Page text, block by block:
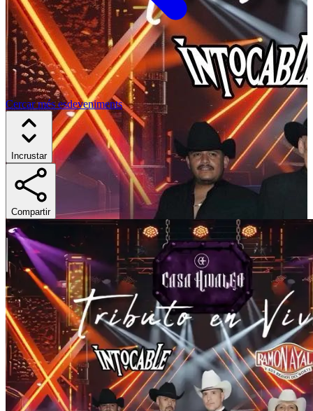
Cercar més esdeveniments
Incrustar
Compartir